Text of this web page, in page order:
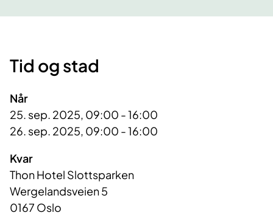
Tid og stad
Når
25. sep. 2025, 09:00 - 16:00
26. sep. 2025, 09:00 - 16:00
Kvar
Thon Hotel Slottsparken
Wergelandsveien 5
0167 Oslo